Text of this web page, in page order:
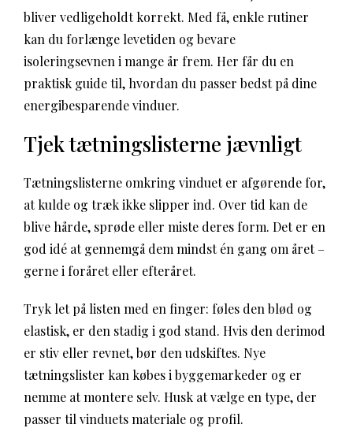
bliver vedligeholdt korrekt. Med få, enkle rutiner
kan du forlænge levetiden og bevare
isoleringsevnen i mange år frem. Her får du en
praktisk guide til, hvordan du passer bedst på dine
energibesparende vinduer.
Tjek tætningslisterne jævnligt
Tætningslisterne omkring vinduet er afgørende for,
at kulde og træk ikke slipper ind. Over tid kan de
blive hårde, sprøde eller miste deres form. Det er en
god idé at gennemgå dem mindst én gang om året –
gerne i foråret eller efteråret.
Tryk let på listen med en finger: føles den blød og
elastisk, er den stadig i god stand. Hvis den derimod
er stiv eller revnet, bør den udskiftes. Nye
tætningslister kan købes i byggemarkeder og er
nemme at montere selv. Husk at vælge en type, der
passer til vinduets materiale og profil.